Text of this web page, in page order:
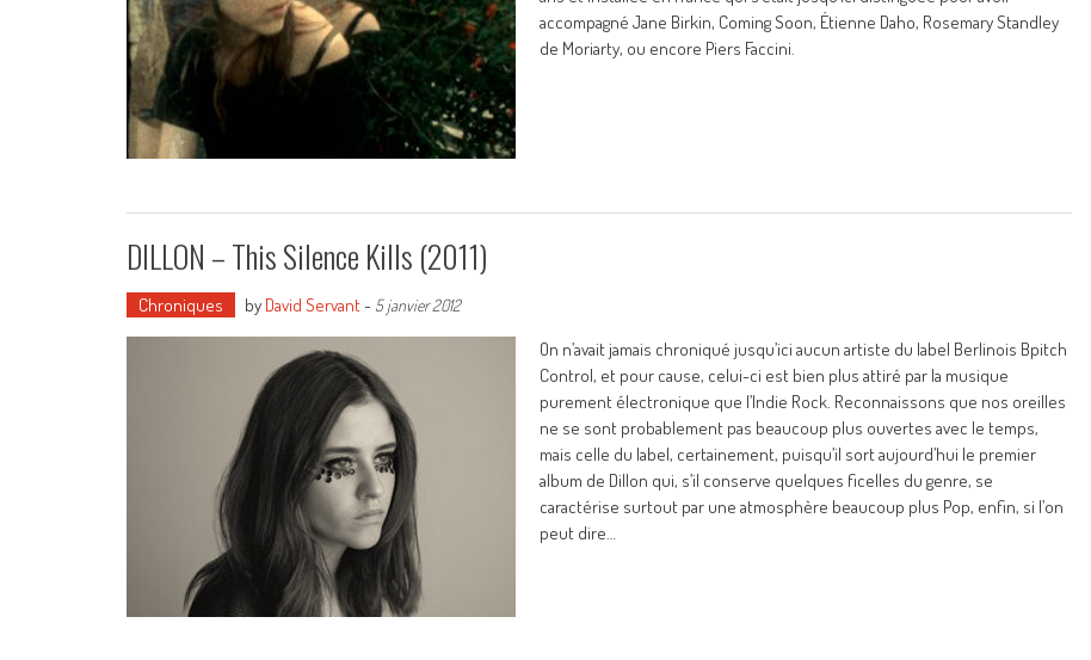
accompagné Jane Birkin, Coming Soon, Étienne Daho, Rosemary Standley
de Moriarty, ou encore Piers Faccini.
DILLON – This Silence Kills (2011)
Chroniques by David Servant- 5 janvier 2012
On n’avait jamais chroniqué jusqu’ici aucun artiste du label Berlinois Bpitch
Control, et pour cause, celui-ci est bien plus attiré par la musique
purement électronique que l’Indie Rock. Reconnaissons que nos oreilles
ne se sont probablement pas beaucoup plus ouvertes avec le temps,
mais celle du label, certainement, puisqu’il sort aujourd’hui le premier
album de Dillon qui, s’il conserve quelques ficelles du genre, se
caractérise surtout par une atmosphère beaucoup plus Pop, enfin, si l’on
peut dire…